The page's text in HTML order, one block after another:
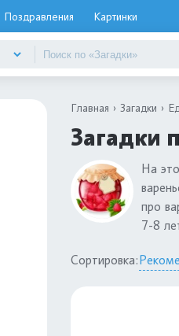
Поздравления Картинки
Главная Загадки
Загадки
На
про
7-8
Сортировка: